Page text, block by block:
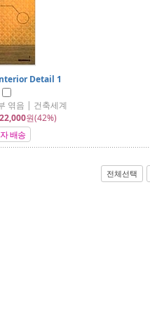
Detail 1
엮음 | 건축세계
22,000원(42%)
배송
전체선택